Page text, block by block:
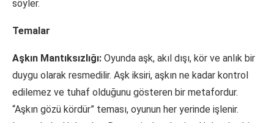
söyler.
Temalar
Aşkın Mantıksızlığı: Oyunda aşk, akıl dışı, kör ve anlık bir
duygu olarak resmedilir. Aşk iksiri, aşkın ne kadar kontrol
edilemez ve tuhaf olduğunu gösteren bir metafordur.
“Aşkın gözü kördür” teması, oyunun her yerinde işlenir.